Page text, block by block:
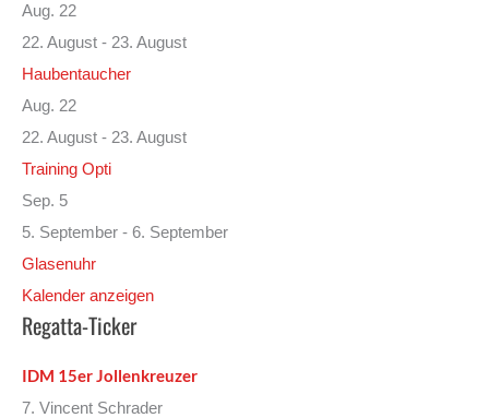
Aug. 22
22. August - 23. August
Haubentaucher
Aug. 22
22. August - 23. August
Training Opti
Sep. 5
5. September - 6. September
Glasenuhr
Kalender anzeigen
Regatta-Ticker
IDM 15er Jollenkreuzer
7. Vincent Schrader